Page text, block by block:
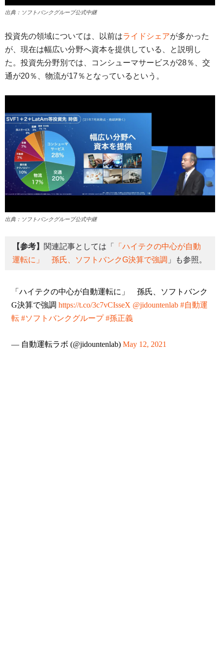
出典：ソフトバンクグループ公式中継
投資先の領域については、以前はライドシェアが多かった
が、現在は幅広い分野へ資本を提供している、と説明し
た。投資先分野別では、コンシューマサービスが28％、交
通が20％、物流が17％となっているという。
出典：ソフトバンクグループ公式中継
【参考】 関連記事としては「
「ハイテクの中心が自動
運転に」 孫氏、ソフトバンクG決算で強調 」も参照。
「ハイテクの中心が自動運転に」 孫氏、ソフトバンク
G決算で強調 https://t.co/3c7vCIsseX @jidountenlab #自動運
転 #ソフトバンクグループ #孫正義
— 自動運転ラボ (@jidountenlab) May 12, 2021